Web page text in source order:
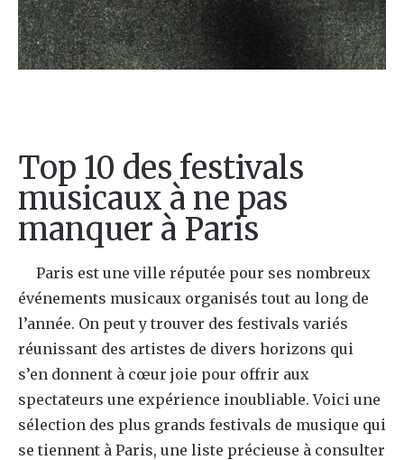
Top 10 des festivals
musicaux à ne pas
manquer à Paris
Paris est une ville réputée pour ses nombreux
événements musicaux organisés tout au long de
l’année. On peut y trouver des festivals variés
réunissant des artistes de divers horizons qui
s’en donnent à cœur joie pour offrir aux
spectateurs une expérience inoubliable. Voici une
sélection des plus grands festivals de musique qui
se tiennent à Paris, une liste précieuse à consulter